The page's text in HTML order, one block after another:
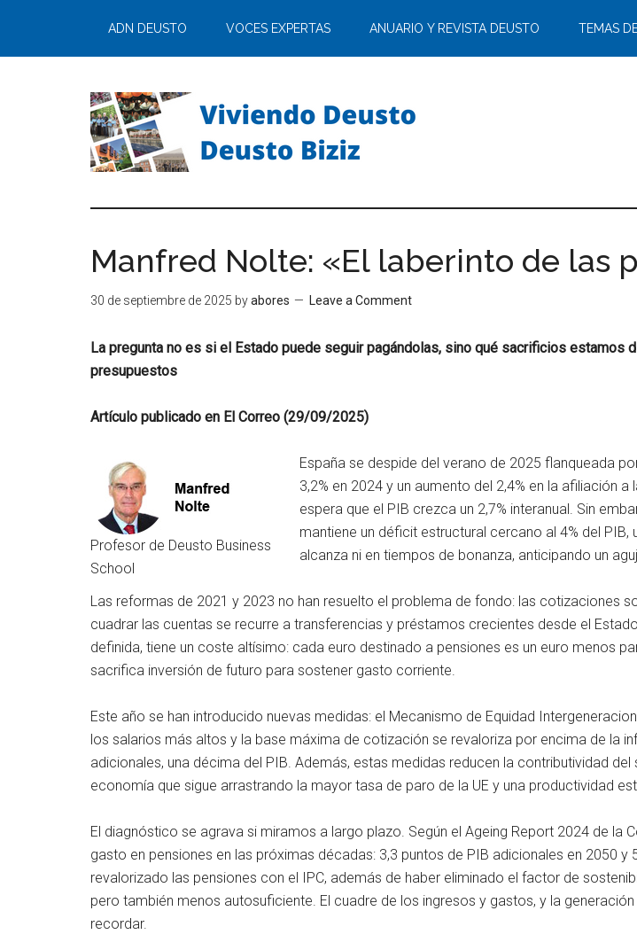
ADN DEUSTO VOCES EXPERTAS ANUARIO Y REVISTA DEUSTO TEMAS
Manfred Nolte: «El laberinto de las
30 de septiembre de 2025 byabores Leave a Comment
La pregunta no es si el Estado puede seguir pagándolas, sino qué sacrificios estamos
presupuestos
Artículo publicado en El Correo (29/09/2025)
Profesor de Deusto Business
School
España se despide del verano de 2025 flanqueada
3,2% en 2024 y un aumento del 2,4% en la afiliación
espera que el PIB crezca un 2,7% interanual. Sin
mantiene un déficit estructural cercano al 4% del
alcanza ni en tiempos de bonanza, anticipando un
Las reformas de 2021 y 2023 no han resuelto el problema de fondo: las cotizaciones
cuadrar las cuentas se recurre a transferencias y préstamos crecientes desde el
definida, tiene un coste altísimo: cada euro destinado a pensiones es un euro menos
sacrifica inversión de futuro para sostener gasto corriente.
Este año se han introducido nuevas medidas: el Mecanismo de Equidad
los salarios más altos y la base máxima de cotización se revaloriza por encima de la
adicionales, una décima del PIB. Además, estas medidas reducen la contributividad
economía que sigue arrastrando la mayor tasa de paro de la UE y una productividad
El diagnóstico se agrava si miramos a largo plazo. Según el Ageing Report 2024 de la
gasto en pensiones en las próximas décadas: 3,3 puntos de PIB adicionales en 2050
revalorizado las pensiones con el IPC, además de haber eliminado el factor de
pero también menos autosuficiente. El cuadre de los ingresos y gastos, y la
recordar.